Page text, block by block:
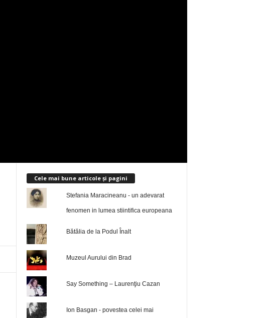
Cele mai bune articole și pagini
Stefania Maracineanu - un adevarat
fenomen in lumea stiintifica europeana
Bătălia de la Podul Înalt
Muzeul Aurului din Brad
Say Something – Laurenţiu Cazan
Ion Basgan - povestea celei mai